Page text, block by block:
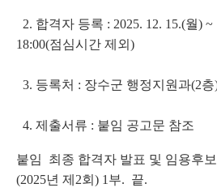
2. 합격자 등록 : 2025. 12. 15.(월) ~
18:00(점심시간 제외)
3. 등록처 : 장수군 행정지원과(2층
4. 제출서류 : 붙임 공고문 참조
붙임 최종 합격자 발표 및 임용후
(2025년 제2회) 1부. 끝.